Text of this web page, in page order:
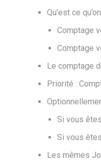
Qu’est ce
Comptage
Comptage
Le comptage
Priorité :
Si vous
Si vous
Les mêmes